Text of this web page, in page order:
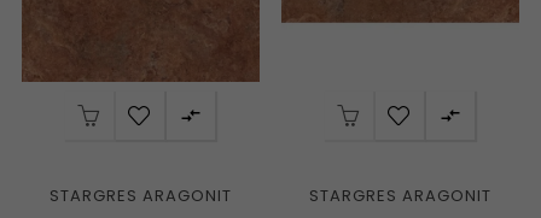

STARGRES ARAGONIT

STARGRES ARAGONIT